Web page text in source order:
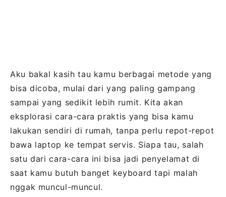
Aku bakal kasih tau kamu berbagai metode yang
bisa dicoba, mulai dari yang paling gampang
sampai yang sedikit lebih rumit. Kita akan
eksplorasi cara-cara praktis yang bisa kamu
lakukan sendiri di rumah, tanpa perlu repot-repot
bawa laptop ke tempat servis. Siapa tau, salah
satu dari cara-cara ini bisa jadi penyelamat di
saat kamu butuh banget keyboard tapi malah
nggak muncul-muncul.